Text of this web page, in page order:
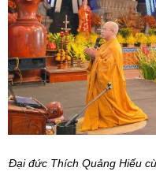
Đại đức Thích Quảng Hiếu